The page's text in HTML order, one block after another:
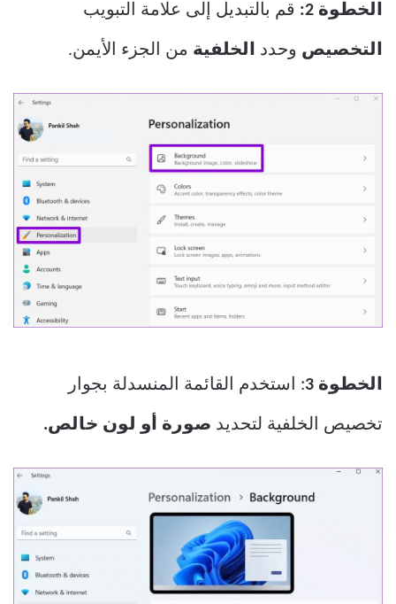
الخطوة 2: قم بالتبديل إلى علامة التبويب
التخصيص وحدد الخلفية من الجزء الأيمن.
الخطوة 3 : استخدم القائمة المنسدلة بجوار
تخصيص الخلفية لتحديد صورة أو لون خالص.